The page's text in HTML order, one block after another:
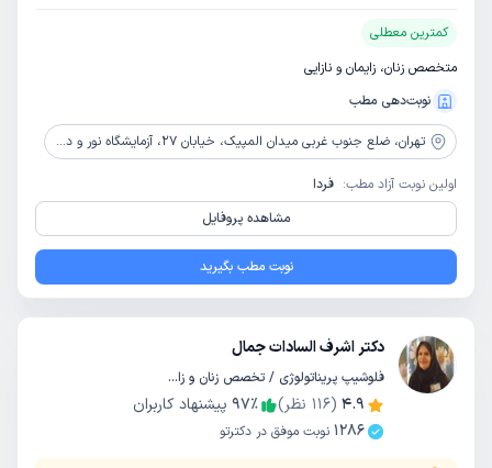
کمترین معطلی
متخصص زنان، زایمان و نازایی
نوبت‌دهی مطب
تهران، ضلع جنوب غربی میدان المپیک، خیابان 27، آزمایشگاه نور و دانش، طبقه 3
اولین نوبت آزاد مطب: فردا
مشاهده پروفایل
نوبت مطب بگیرید
دکتر اشرف السادات جمال
فلوشیپ پریناتولوژی / تخصص زنان و زایمان
4.9
(
116 نظر) 97٪
پیشنهاد کاربران
1286 نوبت موفق در دکترتو